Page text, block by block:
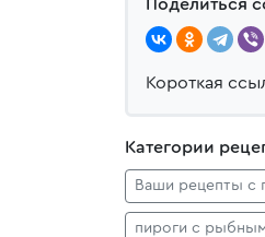
Поделиться
Короткая
Категории
Ваши рецепты с
пироги с